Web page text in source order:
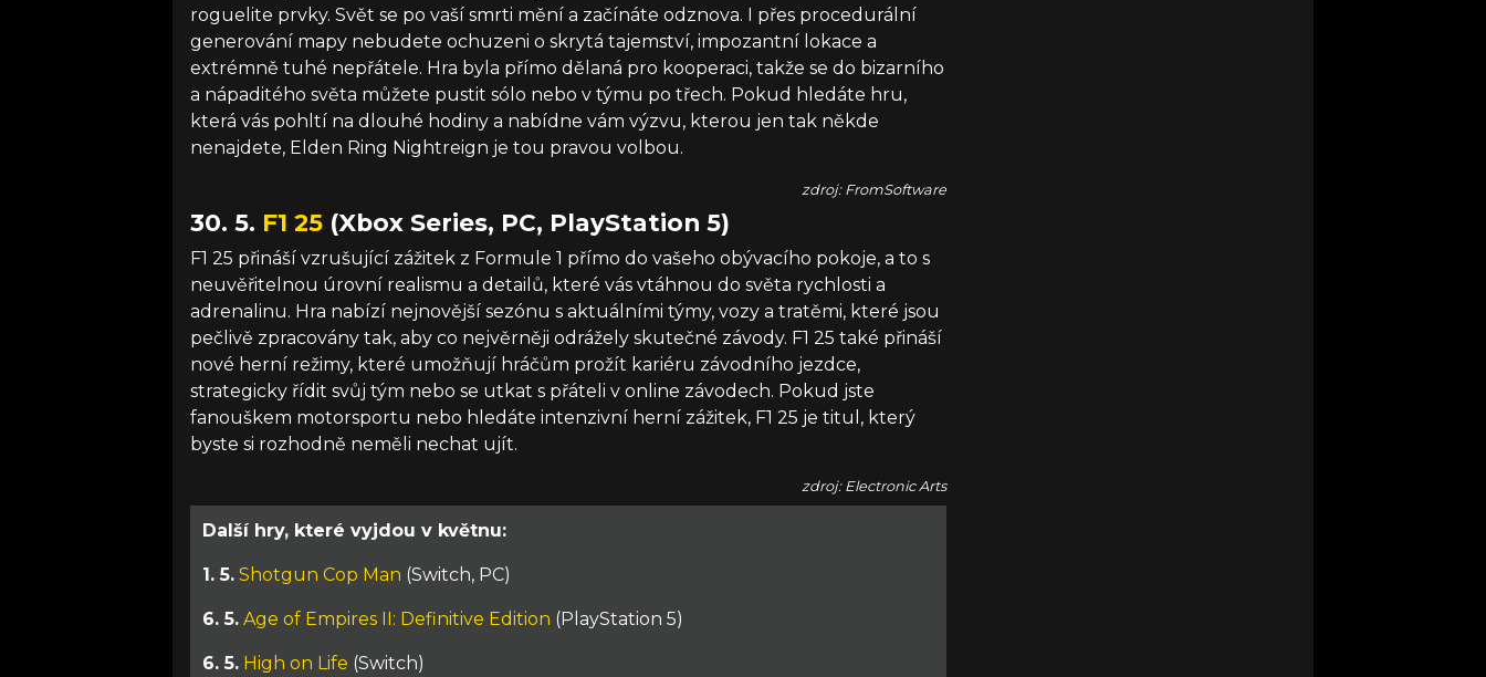
roguelite prvky. Svět se po vaší smrti mění a začínáte odznova. I přes procedurální
generování mapy nebudete ochuzeni o skrytá tajemství, impozantní lokace a
extrémně tuhé nepřátele. Hra byla přímo dělaná pro kooperaci, takže se do bizarního
a nápaditého světa můžete pustit sólo nebo v týmu po třech. Pokud hledáte hru,
která vás pohltí na dlouhé hodiny a nabídne vám výzvu, kterou jen tak někde
nenajdete, Elden Ring Nightreign je tou pravou volbou.
zdroj: FromSoftware
30. 5. F1 25 (Xbox Series, PC, PlayStation 5)
F1 25 přináší vzrušující zážitek z Formule 1 přímo do vašeho obývacího pokoje, a to s
neuvěřitelnou úrovní realismu a detailů, které vás vtáhnou do světa rychlosti a
adrenalinu. Hra nabízí nejnovější sezónu s aktuálními týmy, vozy a tratěmi, které jsou
pečlivě zpracovány tak, aby co nejvěrněji odrážely skutečné závody. F1 25 také přináší
nové herní režimy, které umožňují hráčům prožít kariéru závodního jezdce,
strategicky řídit svůj tým nebo se utkat s přáteli v online závodech. Pokud jste
fanouškem motorsportu nebo hledáte intenzivní herní zážitek, F1 25 je titul, který
byste si rozhodně neměli nechat ujít.
zdroj: Electronic Arts
Další hry, které vyjdou v květnu:
1. 5. Shotgun Cop Man (Switch, PC)
6. 5. Age of Empires II: Definitive Edition (PlayStation 5)
6. 5. High on Life (Switch)